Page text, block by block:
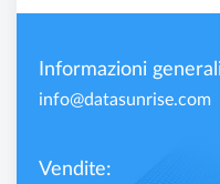
Informazioni
info@datasunrise.com
Vendite: